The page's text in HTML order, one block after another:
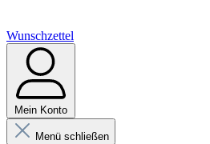
Wunschzettel
Mein Konto
Menü schließen